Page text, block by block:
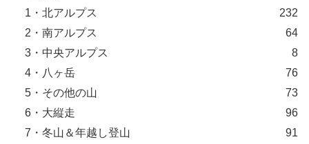
1・北アルプス
232
2・南アルプス
64
3・中央アルプス
8
4・八ヶ岳
76
5・その他の山
73
6・大縦走
96
7・冬山＆年越し登山
91